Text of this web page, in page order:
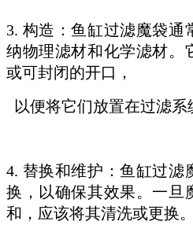
3. 构造：鱼缸过滤魔袋通
纳物理滤材和化学滤材。
或可封闭的开口，
以便将它们放置在过滤系
4. 替换和维护：鱼缸过滤
换，以确保其效果。一旦
和，应该将其清洗或更换。